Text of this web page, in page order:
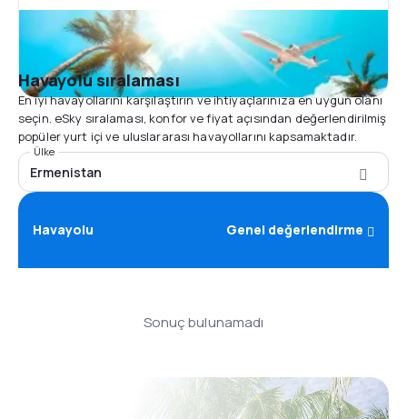
Havayolu sıralaması
En iyi havayollarını karşılaştırın ve ihtiyaçlarınıza en uygun olanı
seçin. eSky sıralaması, konfor ve fiyat açısından değerlendirilmiş
popüler yurt içi ve uluslararası havayollarını kapsamaktadır.
Ülke
Ermenistan
Havayolu Genel değerlendirme
Sonuç bulunamadı